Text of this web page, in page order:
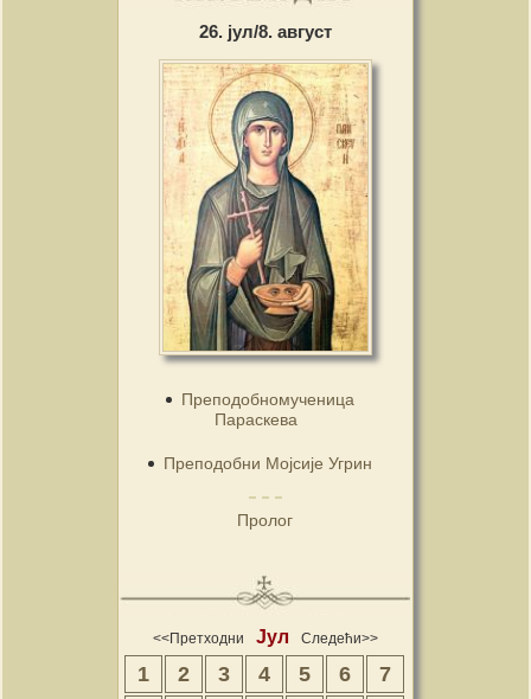
26. јул/8. август
Преподобномученица
Параскева
Преподобни Мојсије Угрин
Пролог
<<Претходни Јул Следећи>>
1 2 3 4 5 6
7